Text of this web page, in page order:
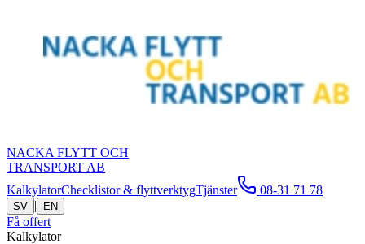
NACKA FLYTT OCH
TRANSPORT AB
KalkylatorChecklistor & flyttverktygTjänster 08-31 71 78
SV | EN
Få offert
Kalkylator